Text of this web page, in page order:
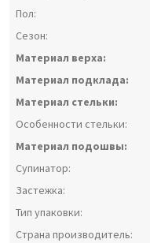
Пол:
Сезон:
Материал верха:
Материал подклада:
Материал стельки:
Особенности стельки:
Материал подошвы:
Супинатор:
Застежка:
Тип упаковки:
Страна производитель: